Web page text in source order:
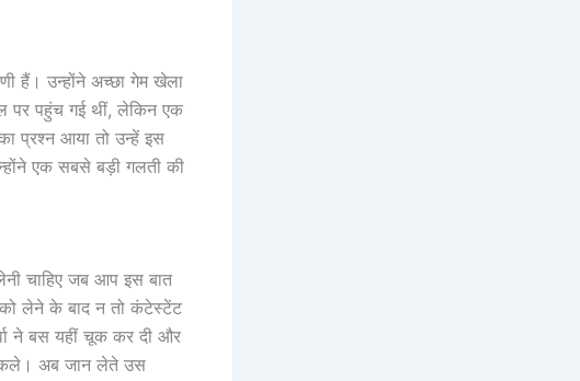
हैं। उन्होंने अच्छा गेम खेला
पर पहुंच गई थीं, लेकिन एक
प्रश्न आया तो उन्हें इस
एक सबसे बड़ी गलती की
चाहिए जब आप इस बात
लेने के बाद न तो कंटेस्टेंट
ने बस यहीं चूक कर दी और
अब जान लेते उस